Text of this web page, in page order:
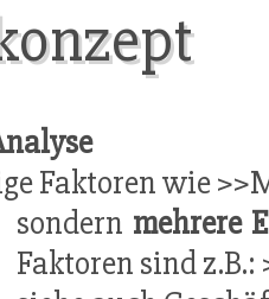
Faktoren wie
sondern mehrere
Faktoren sind